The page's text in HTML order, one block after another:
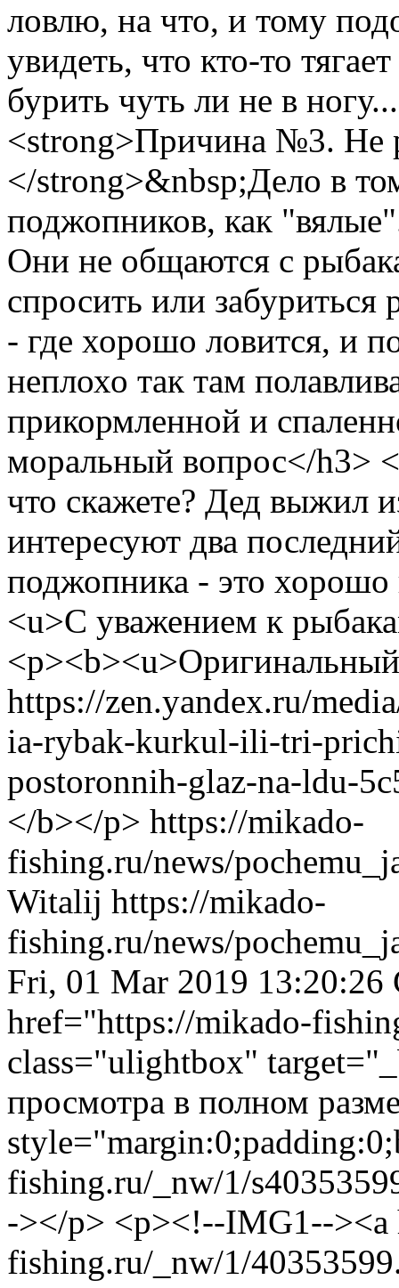
ловлю, на что, и тому
увидеть, что кто-то
бурить чуть ли не в
<strong>Причина №3. Не
</strong>&nbsp;Дело в
поджопников, как
Они не общаются с
спросить или
- где хорошо ловится, и
неплохо так там
прикормленной и
моральный вопрос</h3>
что скажете? Дед выжил
интересуют два
поджопника - это
<u>С уважением к
https://zen.yandex.ru/
ia-rybak-kurkul-ili-tri-
postoronnih-glaz-na-ldu-
</b></p> https://mikado-
fishing.ru/news/
Witalij https://mikado-
fishing.ru/news/
Fri, 01 Mar 2019 13:20:26
href="https://mikado-
class="ulightbox"
просмотра в полном
fishing.ru/_nw/1/
-></p> <p><!--IMG1--><a
fishing.ru/_nw/1/